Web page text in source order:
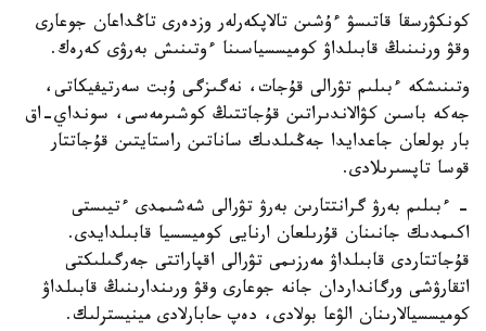
كونكۋرسقا قاتىسۋ ءۇشىن تالاپكەرلەر وزدەرى تاڭداعان جوعارى
وقۋ ورنىنىڭ قابىلداۋ كوميسسياسىنا ءوتىنىش بەرۋى كەرەك.
وتىنىشكە ءبىلىم تۋرالى قۇجات، نەگىزگى ۇبت سەرتيفيكاتى،
جەكە باسىن كۋالاندىراتىن قۇجاتتىڭ كوشىرمەسى، سونداي-اق
بار بولعان جاعدايدا جەڭىلدىك ساناتىن راستايتىن قۇجاتتار
قوسا تاپسىرىلادى.
- ءبىلىم بەرۋ گرانتتارىن بەرۋ تۋرالى شەشىمدى ءتيىستى
اكىمدىك جانىنان قۇرىلعان ارنايى كوميسسيا قابىلدايدى.
قۇجاتتاردى قابىلداۋ مەرزىمى تۋرالى اقپاراتتى جەرگىلىكتى
اتقارۋشى ورگانداردان جانە جوعارى وقۋ ورىندارىنىڭ قابىلداۋ
كوميسسيالارىنان الۋعا بولادى، دەپ حابارلادى مينيسترلىك.